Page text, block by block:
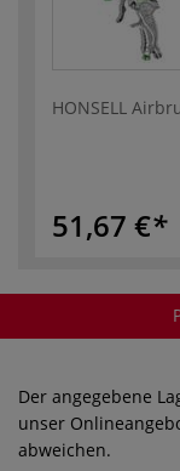
HONSELL
51,67 €
Der angegebene
unser
abweichen.